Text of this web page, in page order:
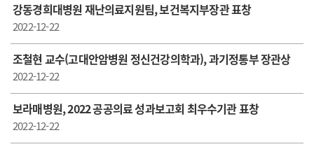
강동경희대병원 재난의료지원팀, 보건복지부장관 표창
2022-12-22
조철현 교수(고대안암병원 정신건강의학과), 과기정통부 장관상
2022-12-22
보라매병원, 2022 공공의료 성과보고회 최우수기관 표창
2022-12-22